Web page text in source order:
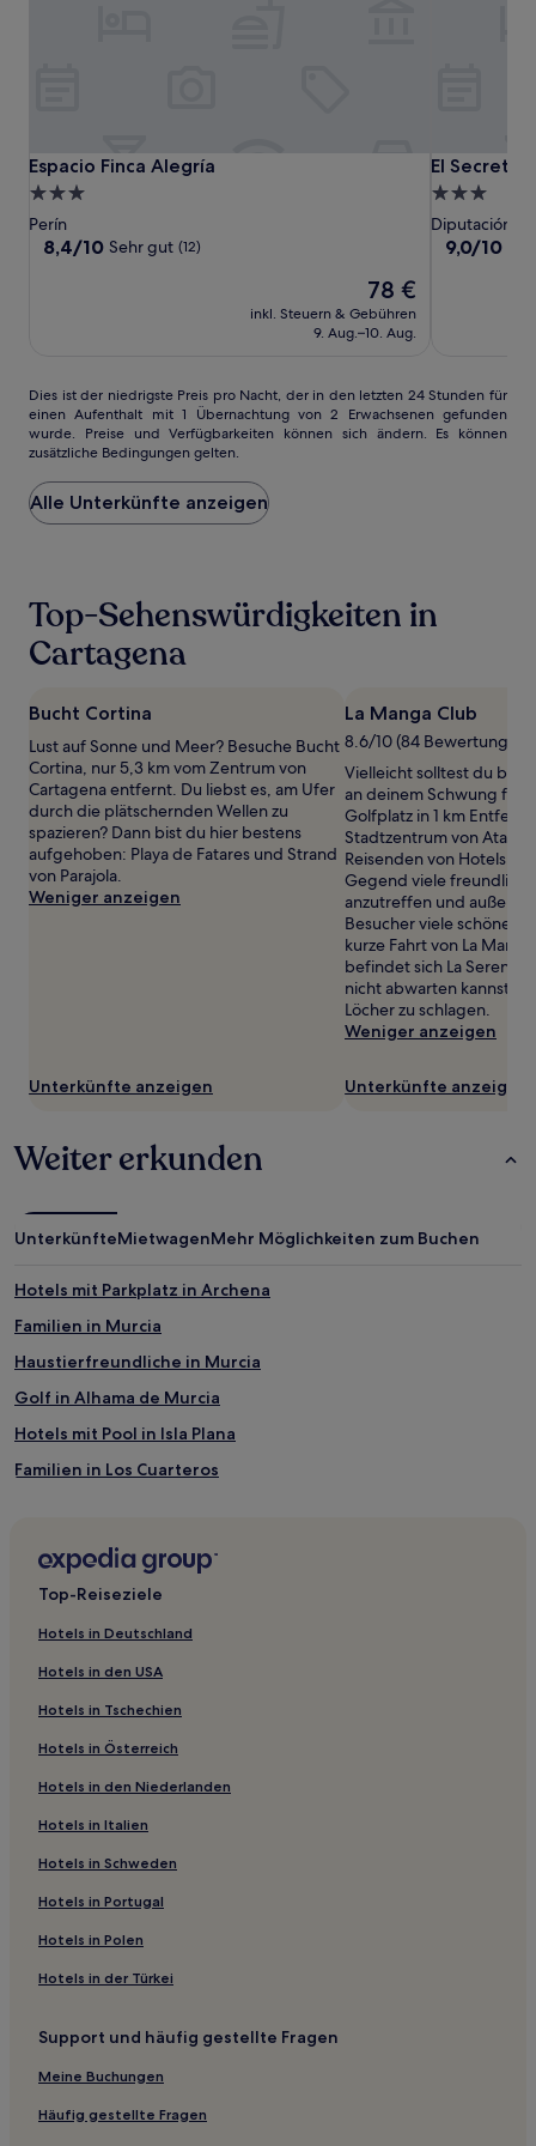
Espacio
Finca
Alegría
Espacio
Finca
Alegría
Espacio Finca Alegría
Espacio Finca Alegría
3.0-
Sterne-
Unterkunft
Perín
8.4
8,4/10 Sehr gut (12)
Der
Preis
beträgt
78 €
inkl. Steuern & Gebühren
9. Aug.–10. Aug.
El
Secreto
del
Agua
El Secreto
El Secreto
3.0-
Sterne-
Unterkunft
Diputación
9.0
9,0/10
Dies
ist
der
niedrigste
Preis
pro
Nacht,
letzten
24 Stunden
für
mit
1 Übernachtung
von
2 Erwachsenen
gefunden
wurde.
Preise
und
Verfügbarkeiten
können
Dies ist der niedrigste Preis pro Nacht, der in den letzten 24 Stunden für
einen Aufenthalt mit 1 Übernachtung von 2 Erwachsenen gefunden
wurde. Preise und Verfügbarkeiten können sich ändern. Es können
zusätzliche Bedingungen gelten.
Alle Unterkünfte anzeigen
Top-Sehenswürdigkeiten in
Cartagena
Bucht Cortina
Lust auf Sonne und Meer? Besuche Bucht
Cortina, nur 5,3 km vom Zentrum von
Cartagena entfernt. Du liebst es, am Ufer
durch die plätschernden Wellen zu
spazieren? Dann bist du hier bestens
aufgehoben: Playa de Fatares und Strand
von Parajola.
Weniger anzeigen
Unterkünfte anzeigen
La Manga Club
8.6/10 (84 Bewertungen)
Vielleicht solltest du
an deinem Schwung
Golfplatz in 1 km
Stadtzentrum von
Reisenden von
Gegend viele
anzutreffen und
Besucher viele schöne
kurze Fahrt von La
befindet sich La Serena
nicht abwarten kannst,
Löcher zu schlagen.
Weniger anzeigen
Unterkünfte anzeigen
Weiter erkunden
UnterkünfteMietwagenMehr Möglichkeiten zum Buchen
Hotels mit Parkplatz in Archena
Familien in Murcia
Haustierfreundliche in Murcia
Golf in Alhama de Murcia
Hotels mit Pool in Isla Plana
Familien in Los Cuarteros
Günstige in Aguilas
Haustierfreundliche in Cartagena
Business in Mazarrón
Golf in Jerónimo y Avileses y Balsicas de Arriba
Haustierfreundliche in San Javier
Günstige in San Javier
Hotels mit Fitnessbereich in San Javier
Miranda: Hotels
Hotels nahe Universitätsklinik Virgen de la Arrixaca
Hotels nahe Erosiones de Bolnuevo
Guadalupe: Hotels
Fuente Álamo de Murcia Hotels
Canteras: Hotels
Top-Reiseziele
Hotels in Deutschland
Hotels in den USA
Hotels in Tschechien
Hotels in Österreich
Hotels in den Niederlanden
Hotels in Italien
Hotels in Schweden
Hotels in Portugal
Hotels in Polen
Hotels in der Türkei
Support und häufig gestellte Fragen
Meine Buchungen
Häufig gestellte Fragen